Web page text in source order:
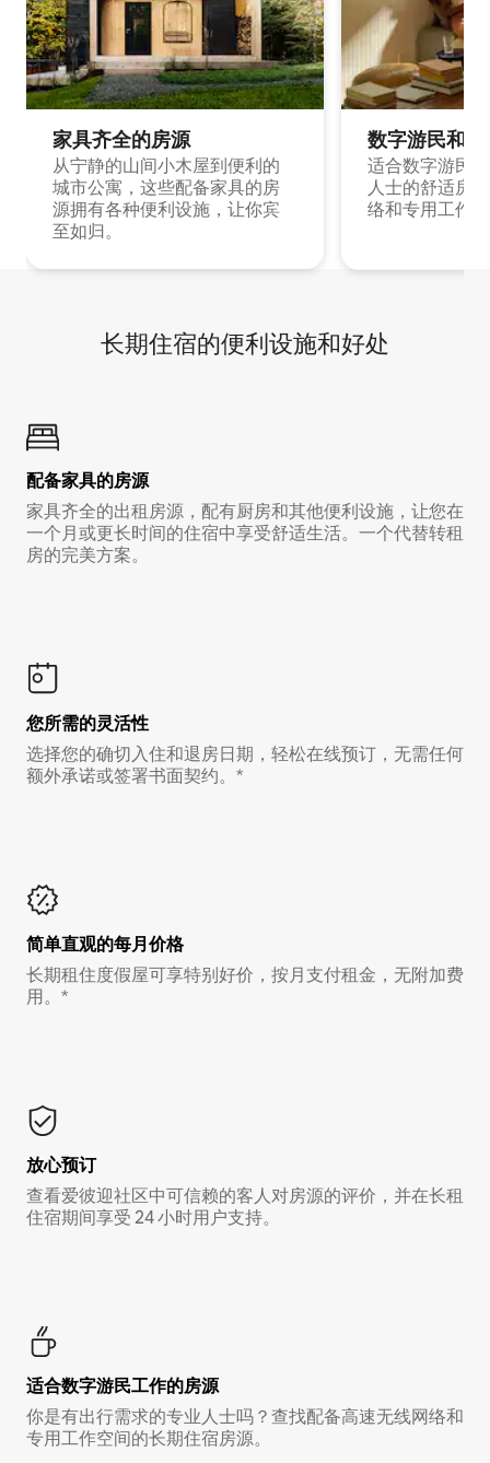
家具齐全的房源
从宁静的山间小木屋到便利的
城市公寓，这些配备家具的房
源拥有各种便利设施，让你宾
至如归。
数字游民和
适合数字游民
人士的舒适房
络和专用工作
长期住宿的便利设施和好处
配备家具的房源
家具齐全的出租房源，配有厨房和其他便利设施，让您在
一个月或更长时间的住宿中享受舒适生活。一个代替转租
房的完美方案。
您所需的灵活性
选择您的确切入住和退房日期，轻松在线预订，无需任何
额外承诺或签署书面契约。*
简单直观的每月价格
长期租住度假屋可享特别好价，按月支付租金，无附加费
用。*
放心预订
查看爱彼迎社区中可信赖的客人对房源的评价，并在长租
住宿期间享受 24 小时用户支持。
适合数字游民工作的房源
你是有出行需求的专业人士吗？查找配备高速无线网络和
专用工作空间的长期住宿房源。